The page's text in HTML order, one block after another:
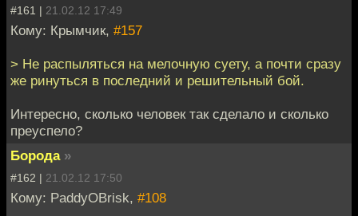
#161 | 21.02.12 17:49
Кому: Крымчик, #157
> Не распыляться на мелочную суету, а почти сразу
же ринуться в последний и решительный бой.
Интересно, сколько человек так сделало и сколько
преуспело?
Борода »
#162 | 21.02.12 17:50
Кому: PaddyOBrisk, #108